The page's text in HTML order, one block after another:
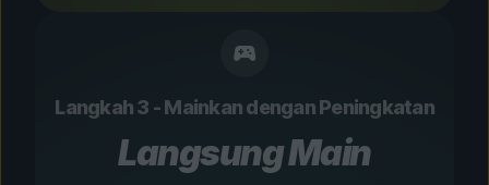
Langkah 3 - Mainkan dengan Peningkatan
Langsung Main